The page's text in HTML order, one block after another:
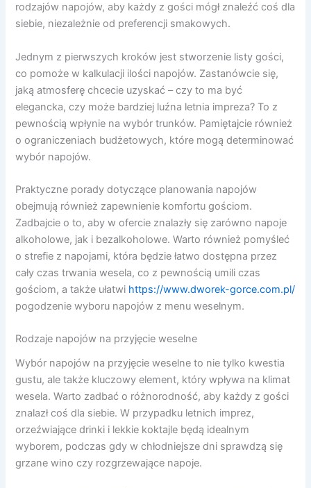
rodzajów napojów, aby każdy z gości mógł znaleźć coś dla
siebie, niezależnie od preferencji smakowych.
Jednym z pierwszych kroków jest stworzenie listy gości,
co pomoże w kalkulacji ilości napojów. Zastanówcie się,
jaką atmosferę chcecie uzyskać – czy to ma być
elegancka, czy może bardziej luźna letnia impreza? To z
pewnością wpłynie na wybór trunków. Pamiętajcie również
o ograniczeniach budżetowych, które mogą determinować
wybór napojów.
Praktyczne porady dotyczące planowania napojów
obejmują również zapewnienie komfortu gościom.
Zadbajcie o to, aby w ofercie znalazły się zarówno napoje
alkoholowe, jak i bezalkoholowe. Warto również pomyśleć
o strefie z napojami, która będzie łatwo dostępna przez
cały czas trwania wesela, co z pewnością umili czas
gościom, a także ułatwi https://www.dworek-gorce.com.pl/
pogodzenie wyboru napojów z menu weselnym.
Rodzaje napojów na przyjęcie weselne
Wybór napojów na przyjęcie weselne to nie tylko kwestia
gustu, ale także kluczowy element, który wpływa na klimat
wesela. Warto zadbać o różnorodność, aby każdy z gości
znalazł coś dla siebie. W przypadku letnich imprez,
orzeźwiające drinki i lekkie koktajle będą idealnym
wyborem, podczas gdy w chłodniejsze dni sprawdzą się
grzane wino czy rozgrzewające napoje.